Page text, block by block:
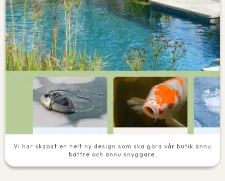
Vi har skapat en helt ny design som ska göra vår butik ännu
bättre och ännu snyggare.